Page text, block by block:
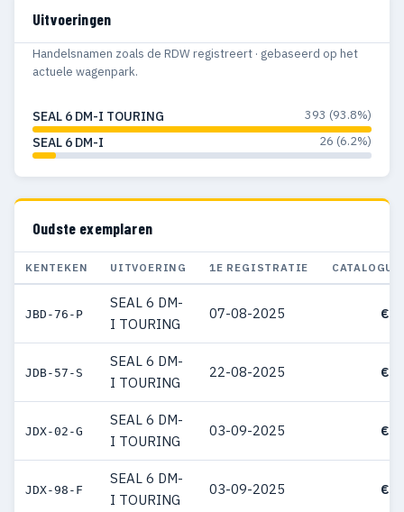
Uitvoeringen
Handelsnamen zoals de RDW registreert · gebaseerd op het
actuele wagenpark.
SEAL 6 DM-I TOURING 393 (93.8%)
SEAL 6 DM-I 26 (6.2%)
Oudste exemplaren
KENTEKEN UITVOERING 1E REGISTRATIE
JBD-76-P
SEAL 6 DM-
I TOURING
07-08-2025 €
JDB-57-S
SEAL 6 DM-
I TOURING
22-08-2025 €
JDX-02-G
SEAL 6 DM-
I TOURING
03-09-2025 €
JDX-98-F
SEAL 6 DM-
I TOURING
03-09-2025 €